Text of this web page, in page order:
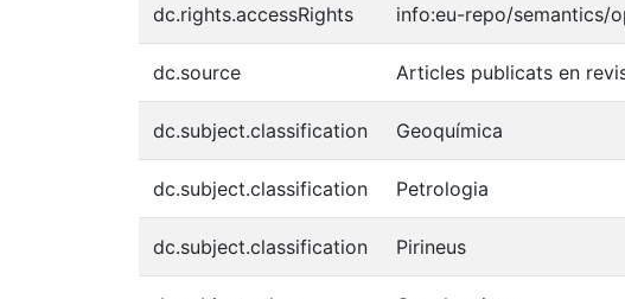
dc.rights.accessRights info:eu-repo/semantics/
dc.source Articles publicats en
dc.subject.classification Geoquímica
dc.subject.classification Petrologia
dc.subject.classification Pirineus